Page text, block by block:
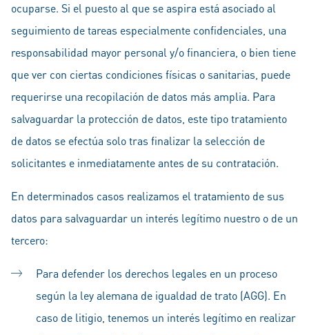
ocuparse. Si el puesto al que se aspira está asociado al
seguimiento de tareas especialmente confidenciales, una
responsabilidad mayor personal y/o financiera, o bien tiene
que ver con ciertas condiciones físicas o sanitarias, puede
requerirse una recopilación de datos más amplia. Para
salvaguardar la protección de datos, este tipo tratamiento
de datos se efectúa solo tras finalizar la selección de
solicitantes e inmediatamente antes de su contratación.
En determinados casos realizamos el tratamiento de sus
datos para salvaguardar un interés legítimo nuestro o de un
tercero:
Para defender los derechos legales en un proceso
según la ley alemana de igualdad de trato (AGG). En
caso de litigio, tenemos un interés legítimo en realizar